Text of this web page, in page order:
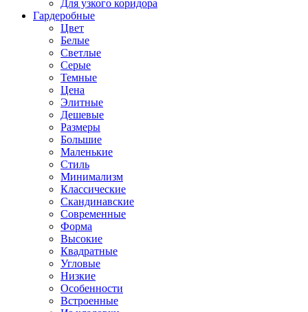
Для узкого коридора
Гардеробные
Цвет
Белые
Светлые
Серые
Темные
Цена
Элитные
Дешевые
Размеры
Большие
Маленькие
Стиль
Минимализм
Классические
Скандинавские
Современные
Форма
Высокие
Квадратные
Угловые
Низкие
Особенности
Встроенные